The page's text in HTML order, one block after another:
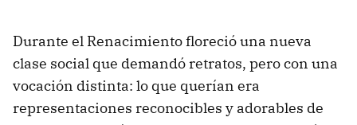
Durante el Renacimiento floreció una nueva
clase social que demandó retratos, pero con una
vocación distinta: lo que querían era
representaciones reconocibles y adorables de